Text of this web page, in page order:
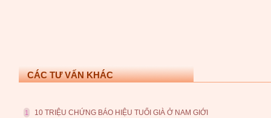
CÁC TƯ VẤN KHÁC
1 10 TRIỆU CHỨNG BÁO HIỆU TUỔI GIÀ Ở NAM GIỚI